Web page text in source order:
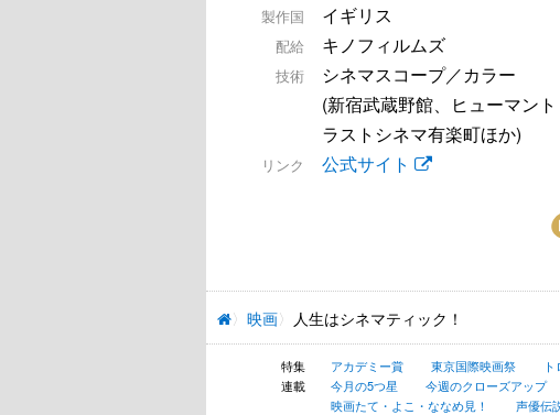
製作国 イギリス
配給 キノフィルムズ
技術
シネマスコープ／カラー
(新宿武蔵野館、ヒューマント
ラストシネマ有楽町ほか)
リンク 公式サイト
映画 人生はシネマティック！
特集 アカデミー賞 東京国際映画祭
連載
今月の5つ星 今週のクローズアップ
映画たて・よこ・ななめ見！
声優伝